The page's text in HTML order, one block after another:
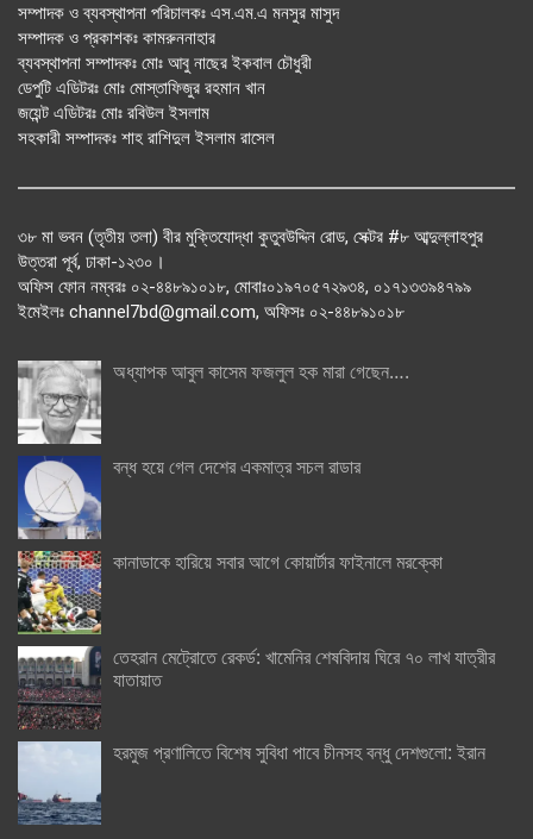
সম্পাদক ও ব্যবস্থাপনা পরিচালকঃ এস.এম.এ মনসুর মাসুদ
সম্পাদক ও প্রকাশকঃ কামরুননাহার
ব্যবস্থাপনা সম্পাদকঃ মোঃ আবু নাছের ইকবাল চৌধুরী
ডেপুটি এডিটরঃ মোঃ মোস্তাফিজুর রহমান খান
জয়েন্ট এডিটরঃ মোঃ রবিউল ইসলাম
সহকারী সম্পাদকঃ শাহ রাশিদুল ইসলাম রাসেল
৩৮ মা ভবন (তৃতীয় তলা) বীর মুক্তিযোদ্ধা কুতুবউদ্দিন রোড, সেক্টর #৮ আব্দুল্লাহপুর
উত্তরা পূর্ব, ঢাকা-১২৩০।
অফিস ফোন নম্বরঃ ০২-৪৪৮৯১০১৮, মোবাঃ০১৯৭০৫৭২৯৩৪, ০১৭১৩৩৯৪৭৯৯
ইমেইলঃ channel7bd@gmail.com, অফিসঃ ০২-৪৪৮৯১০১৮
অধ্যাপক আবুল কাসেম ফজলুল হক মারা গেছেন….
বন্ধ হয়ে গেল দেশের একমাত্র সচল রাডার
কানাডাকে হারিয়ে সবার আগে কোয়ার্টার ফাইনালে মরক্কো
তেহরান মেট্রোতে রেকর্ড: খামেনির শেষবিদায় ঘিরে ৭০ লাখ যাত্রীর
যাতায়াত
হরমুজ প্রণালিতে বিশেষ সুবিধা পাবে চীনসহ বন্ধু দেশগুলো: ইরান